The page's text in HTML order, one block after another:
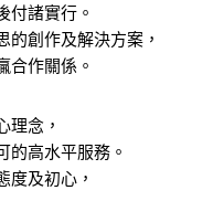
付諸實行。
的創作及解決方案，
合作關係。
理念，
的高水平服務。
度及初心，